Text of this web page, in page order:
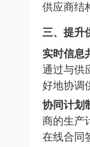
供应商结
三、提升
实时信息
通过与供
好地协调
协同计划
商的生产
在线合同